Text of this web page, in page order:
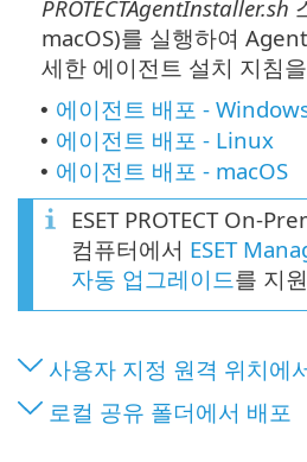
PROTECTAgentInstaller.sh
macOS)를 실행하여
세한 에이전트 설치 지침
• 에이전트 배포 -
• 에이전트 배포 - Linux
• 에이전트 배포 - macOS
ESET PROTECT On-
컴퓨터에서 ESET
자동 업그레이드를 지
사용자 지정 원격 위치에
로컬 공유 폴더에서 배포